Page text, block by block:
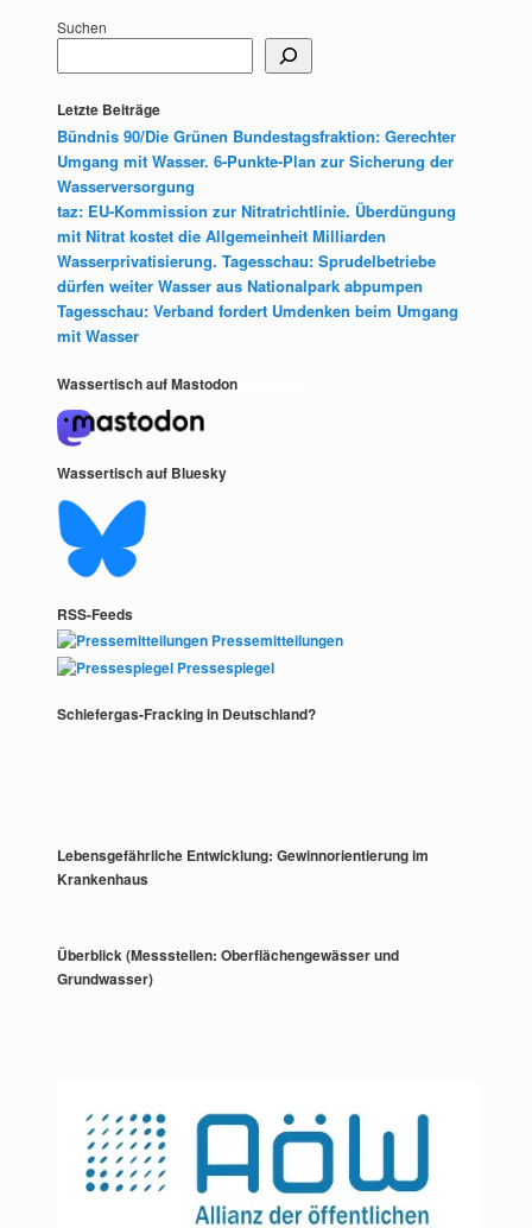
Suchen
Letzte Beiträge
Bündnis 90/Die Grünen Bundestagsfraktion: Gerechter
Umgang mit Wasser. 6-Punkte-Plan zur Sicherung der
Wasserversorgung
taz: EU-Kommission zur Nitratrichtlinie. Überdüngung
mit Nitrat kostet die Allgemeinheit Milliarden
Wasserprivatisierung. Tagesschau: Sprudelbetriebe
dürfen weiter Wasser aus Nationalpark abpumpen
Tagesschau: Verband fordert Umdenken beim Umgang
mit Wasser
Wassertisch auf Mastodon
Wassertisch auf Bluesky
RSS-Feeds
Pressemitteilungen
Pressespiegel
Schiefergas-Fracking in Deutschland?
Lebensgefährliche Entwicklung: Gewinnorientierung im
Krankenhaus
Überblick (Messstellen: Oberflächengewässer und
Grundwasser)